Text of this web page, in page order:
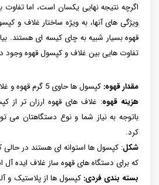
اگرچه نتیجه نهایی یکسان است، اما
ویژگی های آنها، به ویژه ساختار غلاف و
قهوه بسیار شبیه به چای کیسه ای هستند.
تفاوت هایی بین غلاف و کپسول قهوه وجود
مقدار قهوه: کپسول ها حاوی 5 گرم قهوه و غلاف ها 7 گرم هستند.
هزینه قهوه: غلاف های قهوه ارزان تر از
باتوجه به نیاز شما و نوع دستگاهتان می
کرد.
شکل: کپسول ها استوانه ای هستند در حالی
که برای دستگاه های قهوه ساز غلاف ایده
بسته بندی فردی: کپسول ها از پلاستیک و